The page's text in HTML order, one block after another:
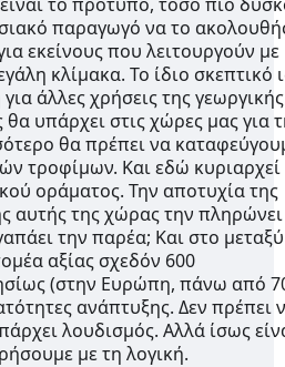
παραγωγό να το
εκείνους που λειτουργούν με
κλίμακα. Το ίδιο σκεπτικό
άλλες χρήσεις της
υπάρχει στις χώρες μας για
θα πρέπει να
τροφίμων. Και εδώ
οράματος. Την αποτυχία της
αυτής της χώρας την
την παρέα; Και στο μεταξύ
αξίας σχεδόν 600
(στην Ευρώπη, πάνω από
ανάπτυξης. Δεν πρέπει
λουδισμός. Αλλά ίσως
με τη λογική.